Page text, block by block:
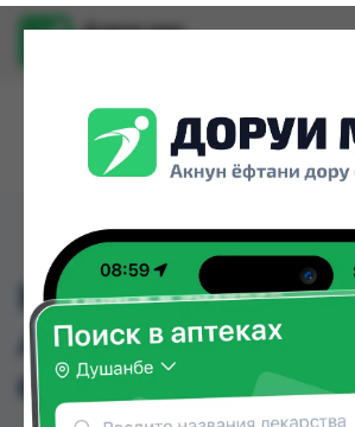
Доруи ман
КОЛГЕЙТ ЗУБ.П.
АНТИКАВИТИ
ФРШМИН100МЛ